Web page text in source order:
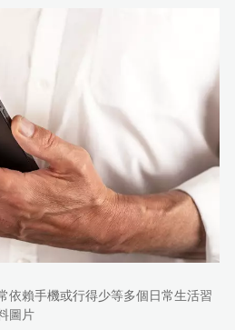
依賴手機或行得少等多個日常生活習
圖片